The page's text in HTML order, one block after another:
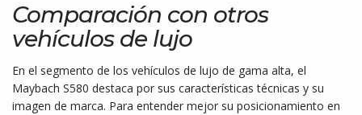
Comparación con otros
vehículos de lujo
En el segmento de los vehículos de lujo de gama alta, el
Maybach S580 destaca por sus características técnicas y su
imagen de marca. Para entender mejor su posicionamiento en